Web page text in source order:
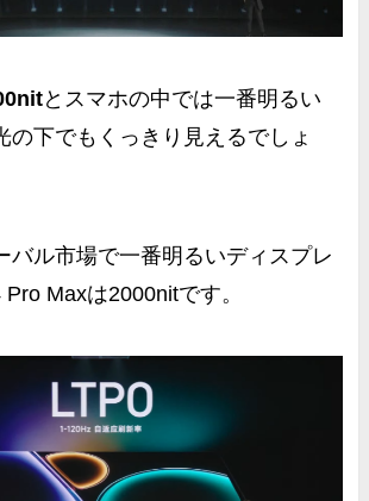
とスマホの中では一番明るい
の下でもくっきり見えるでしょ
バル市場で一番明るいディスプレ
Maxは2000nitです。